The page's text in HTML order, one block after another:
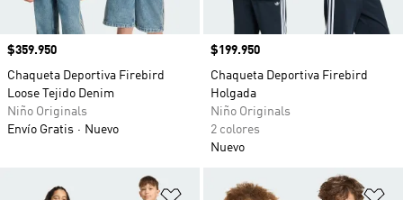
Precio
$359.950
Chaqueta Deportiva Firebird
Loose Tejido Denim
Niño Originals
Envío Gratis
Nuevo
Precio
$199.950
Chaqueta Deportiva Firebird
Holgada
Niño Originals
2 colores
Nuevo
Añadir a la lista de deseos